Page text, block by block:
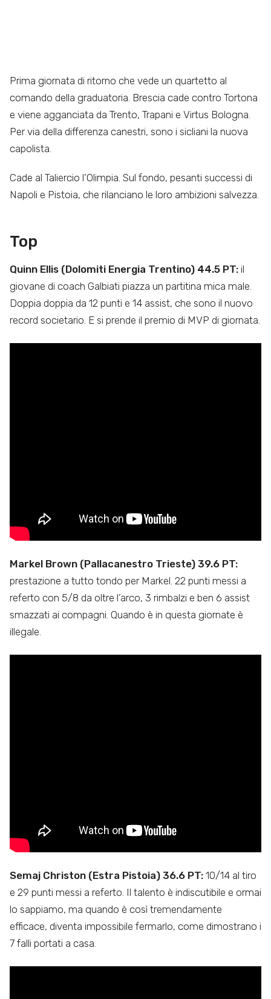
Prima giornata di ritorno che vede un quartetto al
comando della graduatoria. Brescia cade contro Tortona
e viene agganciata da Trento, Trapani e Virtus Bologna.
Per via della differenza canestri, sono i sicliani la nuova
capolista.
Cade al Taliercio l’Olimpia. Sul fondo, pesanti successi di
Napoli e Pistoia, che rilanciano le loro ambizioni salvezza.
Top
Quinn Ellis (Dolomiti Energia Trentino) 44.5 PT: il
giovane di coach Galbiati piazza un partitina mica male.
Doppia doppia da 12 punti e 14 assist, che sono il nuovo
record societario. E si prende il premio di MVP di giornata.
Markel Brown (Pallacanestro Trieste) 39.6 PT:
prestazione a tutto tondo per Markel. 22 punti messi a
referto con 5/8 da oltre l’arco, 3 rimbalzi e ben 6 assist
smazzati ai compagni. Quando è in questa giornate è
illegale.
Semaj Christon (Estra Pistoia) 36.6 PT: 10/14 al tiro
e 29 punti messi a referto. Il talento è indiscutibile e ormai
lo sappiamo, ma quando è così tremendamente
efficace, diventa impossibile fermarlo, come dimostrano i
7 falli portati a casa.